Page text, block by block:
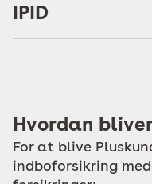
IPID
Hvordan
For at blive
indboforsikring